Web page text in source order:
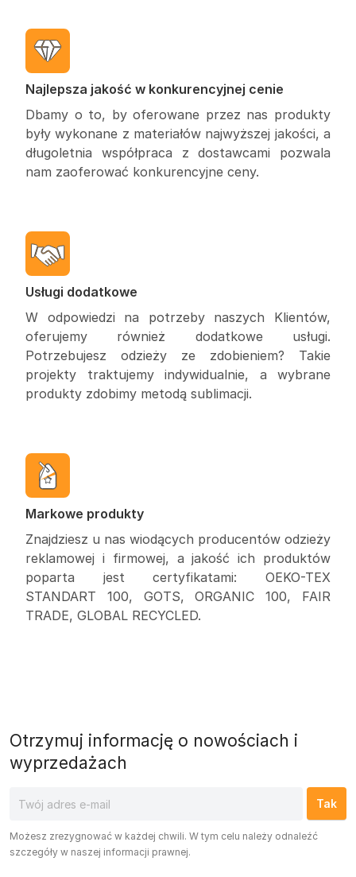
Najlepsza jakość w konkurencyjnej cenie
Dbamy o to, by oferowane przez nas produkty
były wykonane z materiałów najwyższej jakości, a
długoletnia współpraca z dostawcami pozwala
nam zaoferować konkurencyjne ceny.
Usługi dodatkowe
W odpowiedzi na potrzeby naszych Klientów,
oferujemy również dodatkowe usługi.
Potrzebujesz odzieży ze zdobieniem? Takie
projekty traktujemy indywidualnie, a wybrane
produkty zdobimy metodą sublimacji.
Markowe produkty
Znajdziesz u nas wiodących producentów odzieży
reklamowej i firmowej, a jakość ich produktów
poparta jest certyfikatami: OEKO-TEX
STANDART 100, GOTS, ORGANIC 100, FAIR
TRADE, GLOBAL RECYCLED.
Otrzymuj informację o nowościach i
wyprzedażach
Możesz zrezygnować w każdej chwili. W tym celu należy odnaleźć
szczegóły w naszej informacji prawnej.